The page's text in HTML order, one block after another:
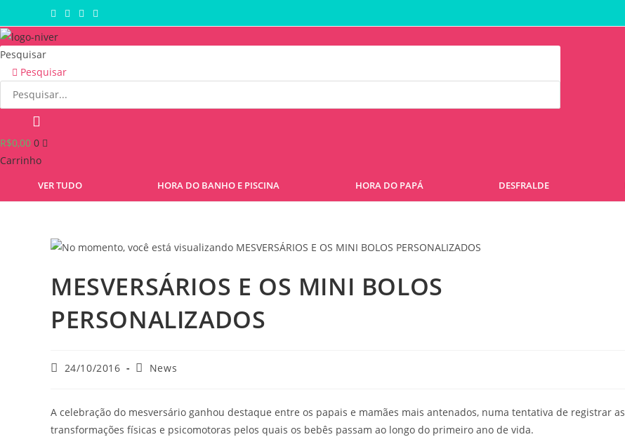
para
o
conteúdo
Pesquisar
Pesquisar
R$0,00 0
Carrinho
VER TUDO HORA DO BANHO E PISCINA HORA DO PAPÁ DESFRALDE
MESVERSÁRIOS E OS MINI BOLOS
PERSONALIZADOS
Post24/10/2016
Categoria
News
A celebração do mesversário ganhou destaque entre os papais e mamães mais antenados, numa tentativa de registrar as
transformações físicas e psicomotoras pelos quais os bebês passam ao longo do primeiro ano de vida.